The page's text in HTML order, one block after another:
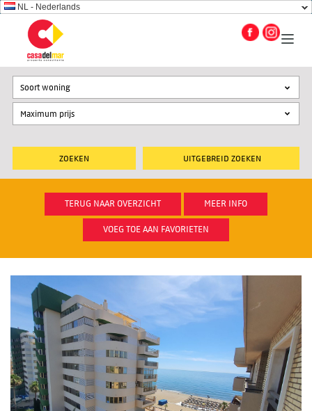
NL - Nederlands
UITGEBREID ZOEKEN
Soort woning
TERUG NAAR OVERZICHT MEER INFO
VOEG TOE AAN FAVORIETEN